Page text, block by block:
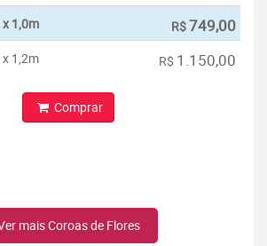
1,0m R$749,00
1,2m R$ 1.150,00
Comprar
mais Coroas de Flores